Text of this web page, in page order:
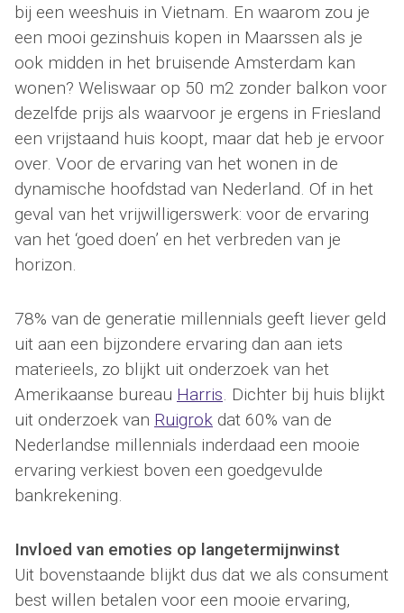
bij een weeshuis in Vietnam. En waarom zou je
een mooi gezinshuis kopen in Maarssen als je
ook midden in het bruisende Amsterdam kan
wonen? Weliswaar op 50 m2 zonder balkon voor
dezelfde prijs als waarvoor je ergens in Friesland
een vrijstaand huis koopt, maar dat heb je ervoor
over. Voor de ervaring van het wonen in de
dynamische hoofdstad van Nederland. Of in het
geval van het vrijwilligerswerk: voor de ervaring
van het ‘goed doen’ en het verbreden van je
horizon.
78% van de generatie millennials geeft liever geld
uit aan een bijzondere ervaring dan aan iets
materieels, zo blijkt uit onderzoek van het
Amerikaanse bureau Harris . Dichter bij huis blijkt
uit onderzoek van Ruigrok dat 60% van de
Nederlandse millennials inderdaad een mooie
ervaring verkiest boven een goedgevulde
bankrekening.
Invloed van emoties op langetermijnwinst
Uit bovenstaande blijkt dus dat we als consument
best willen betalen voor een mooie ervaring,